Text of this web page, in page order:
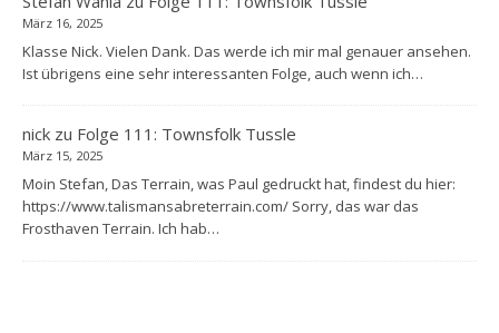
März 16, 2025
Klasse Nick. Vielen Dank. Das werde ich mir mal genauer ansehen.
Ist übrigens eine sehr interessanten Folge, auch wenn ich…
nick zu Folge 111: Townsfolk Tussle
März 15, 2025
Moin Stefan, Das Terrain, was Paul gedruckt hat, findest du hier:
https://www.talismansabreterrain.com/ Sorry, das war das
Frosthaven Terrain. Ich hab…